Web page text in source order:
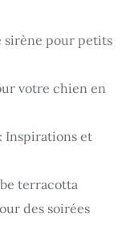
sirène pour petits
votre chien en
Inspirations et
terracotta
des soirées